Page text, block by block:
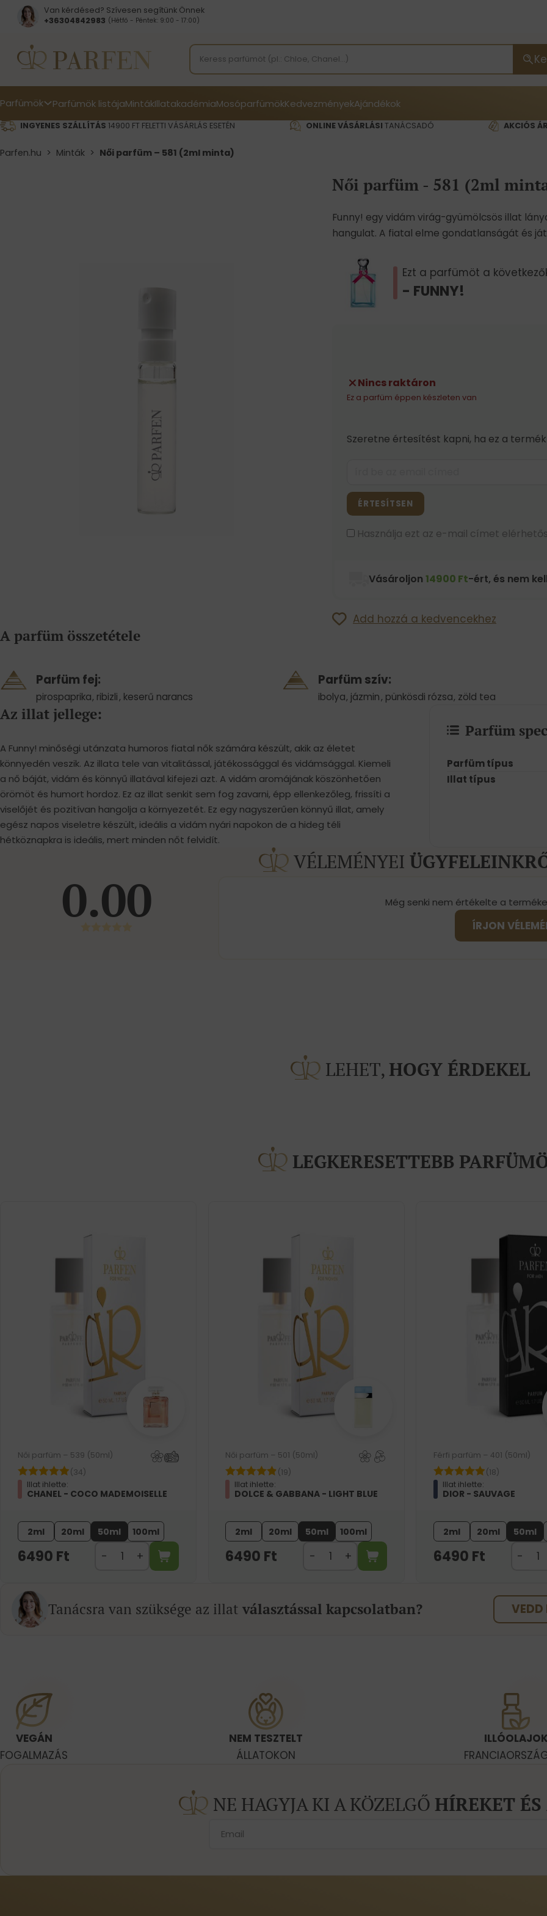
Van kérdésed? Szívesen segítünk Önnek
+36304842983 (Hétfő - Péntek: 9:00 - 17:00)
Parfümök Parfümök listájaMintákIllatakadémiaMosóparfümökKedvezményekAjándékok
INGYENES SZÁLLÍTÁS 14900 FT FELETTI VÁSÁRLÁS ESETÉN ONLINE VÁSÁRLÁSI TANÁCSADÓ AKCIÓS
Parfen.hu > Minták > Női parfüm – 581 (2ml minta)
Női parfüm - 581 (2ml
Funny! egy vidám virág-gyümölcsös illat
hangulat. A fiatal elme gondatlanságát és
Ezt a parfümöt a
- FUNNY!
Nincs raktáron
Ez a parfüm éppen készleten van
Szeretne értesítést kapni, ha ez a
ÉRTESÍTSEN
Használja ezt az e-mail címet
Vásároljon 14900 Ft-ért, és nem
Add hozzá a kedvencekhez
A parfüm összetétele
Parfüm fej:
pirospaprika, ribizli, keserű narancs
Parfüm szív:
ibolya, jázmin, pünkösdi rózsa, zöld tea
Az illat jellege:
A Funny! minőségi utánzata humoros fiatal nők számára készült, akik az életet
könnyedén veszik. Az illata tele van vitalitással, játékossággal és vidámsággal. Kiemeli
a nő báját, vidám és könnyű illatával kifejezi azt. A vidám aromájának köszönhetően
örömöt és humort hordoz. Ez az illat senkit sem fog zavarni, épp ellenkezőleg, frissíti a
viselőjét és pozitívan hangolja a környezetét. Ez egy nagyszerűen könnyű illat, amely
egész napos viseletre készült, ideális a vidám nyári napokon de a hideg téli
hétköznapkra is ideális, mert minden nőt felvidít.
Parfüm
Parfüm típus
Illat típus
VÉLEMÉNYEI
0.00 Még senki nem értékelte a
ÍRJON
LEHET, HOGY ÉRDEKEL
LEGKERESETTEBB
Női parfüm – 539 (50ml)
(34)
Illat ihlette:
CHANEL - COCO MADEMOISELLE
2ml 20ml 50ml 100ml
6490 Ft
Női parfüm – 501 (50ml)
(19)
Illat ihlette:
DOLCE & GABBANA - LIGHT BLUE
2ml 20ml 50ml 100ml
6490 Ft
Férfi parfüm – 401 (50ml)
(18)
Illat ihlette:
DIOR - SAUVAGE
2ml 20ml 50ml
6490 Ft
Tanácsra van szüksége az illatválasztással kapcsolatban?
VEGÁN
FOGALMAZÁS
NEM TESZTELT
ÁLLATOKON
NE HAGYJA KI A KÖZELGŐ HÍREKET